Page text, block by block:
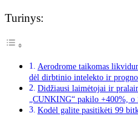
Turinys:
Aerodrome taikomas
dėl dirbtinio intelekto ir
Didžiausi laimėtojai ir
„CUNKING“ pakilo +400%,
Kodėl galite pasitikėti 99